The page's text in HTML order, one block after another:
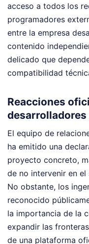
acceso a todos los
programadores
entre la empresa
contenido
delicado que
compatibilidad
Reacciones
desarrolladores
El equipo de
ha emitido una
proyecto concreto,
de no intervenir en
No obstante, los
reconocido
la importancia de la
expandir las
de una plataforma